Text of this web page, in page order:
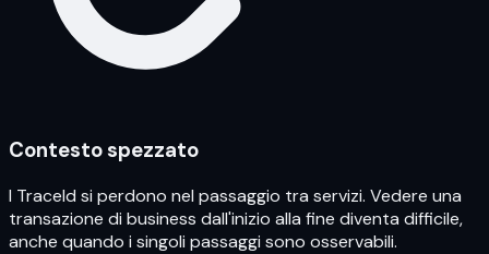
Contesto spezzato
I TraceId si perdono nel passaggio tra servizi. Vedere una
transazione di business dall'inizio alla fine diventa difficile,
anche quando i singoli passaggi sono osservabili.